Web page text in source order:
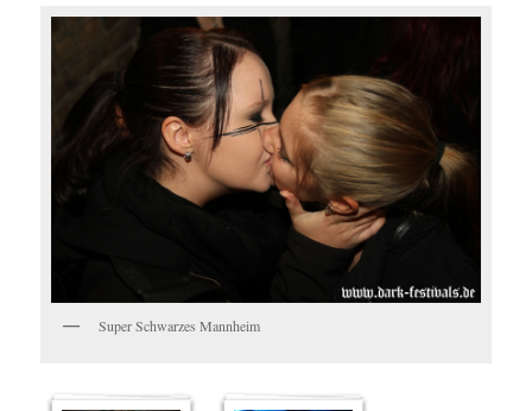
Super Schwarzes Mannheim